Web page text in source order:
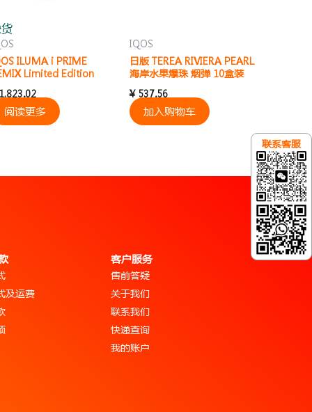
ILUMA i PRIME
Limited Edition
阅读更多
IQOS
日版 TEREA RIVIERA PEARL
海岸水果爆珠 烟弹 10盒装
¥537.56
加入购物车
及运费
客户服务
售前答疑
关于我们
联系我们
快递查询
我的账户
联系客服